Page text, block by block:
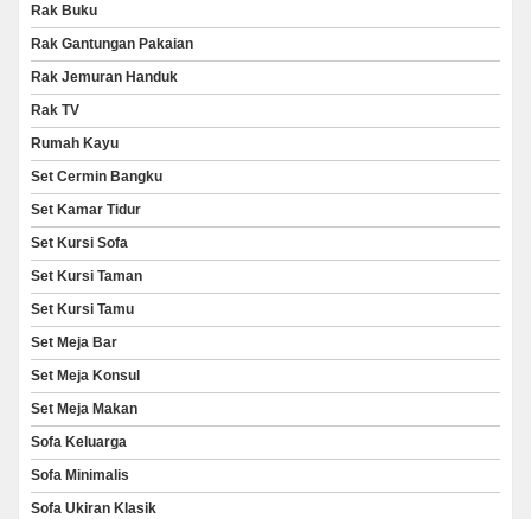
Rak Buku
Rak Gantungan Pakaian
Rak Jemuran Handuk
Rak TV
Rumah Kayu
Set Cermin Bangku
Set Kamar Tidur
Set Kursi Sofa
Set Kursi Taman
Set Kursi Tamu
Set Meja Bar
Set Meja Konsul
Set Meja Makan
Sofa Keluarga
Sofa Minimalis
Sofa Ukiran Klasik